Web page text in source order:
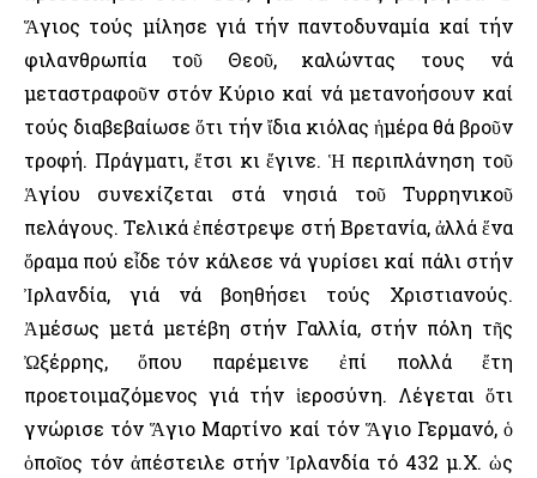
Ἅγιος τούς μίλησε γιά τήν παντοδυναμία καί τήν
φιλανθρωπία τοῦ Θεοῦ, καλώντας τους νά
μεταστραφοῦν στόν Κύριο καί νά μετανοήσουν καί
τούς διαβεβαίωσε ὅτι τήν ἴδια κιόλας ἡμέρα θά βροῦν
τροφή. Πράγματι, ἔτσι κι ἔγινε. Ἡ περιπλάνηση τοῦ
Ἁγίου συνεχίζεται στά νησιά τοῦ Τυρρηνικοῦ
πελάγους. Τελικά ἐπέστρεψε στή Βρετανία, ἀλλά ἕνα
ὅραμα πού εἶδε τόν κάλεσε νά γυρίσει καί πάλι στήν
Ἰρλανδία, γιά νά βοηθήσει τούς Χριστιανούς.
Ἀμέσως μετά μετέβη στήν Γαλλία, στήν πόλη τῆς
Ὠξέρρης, ὅπου παρέμεινε ἐπί πολλά ἔτη
προετοιμαζόμενος γιά τήν ἱεροσύνη. Λέγεται ὅτι
γνώρισε τόν Ἅγιο Μαρτίνο καί τόν Ἅγιο Γερμανό, ὁ
ὁποῖος τόν ἀπέστειλε στήν Ἰρλανδία τό 432 μ.Χ. ὡς